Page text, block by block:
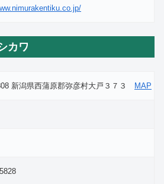
カワ
新潟県西蒲原郡弥彦村大戸３７３ MAP